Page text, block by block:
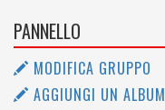
PANNELLO
MODIFICA GRUPPO
AGGIUNGI UN ALBUM